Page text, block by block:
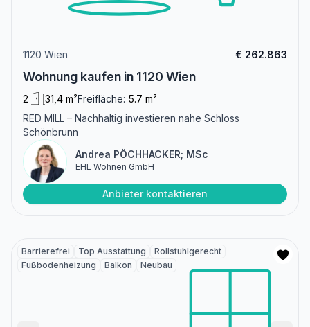
1120 Wien € 262.863
Wohnung kaufen in 1120 Wien
2 31,4 m²Freifläche: 5.7 m²
RED MILL – Nachhaltig investieren nahe Schloss
Schönbrunn
Andrea PÖCHHACKER; MSc
EHL Wohnen GmbH
Anbieter kontaktieren
Barrierefrei Top Ausstattung
Rollstuhlgerecht
Fußbodenheizung
Balkon Neubau